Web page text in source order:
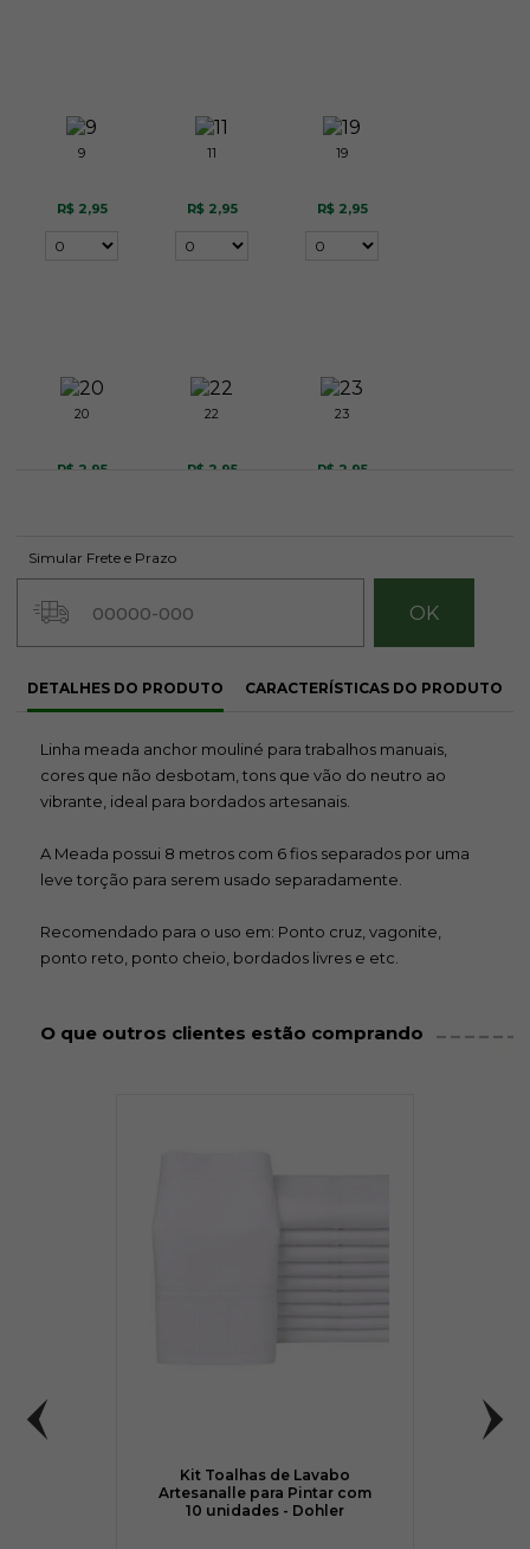
9
R$ 2,95
11
R$ 2,95
19
R$ 2,95
20
R$ 2,95
22
R$ 2,95
23
R$ 2,95
R$ 2,95
27 28 29
R$ 2,95
R$ 2,95 R$ 2,95
Simular Frete e Prazo
DETALHES DO PRODUTO CARACTERÍSTICAS DO PRODUTO
Linha meada anchor mouliné para trabalhos manuais,
cores que não desbotam, tons que vão do neutro ao
vibrante, ideal para bordados artesanais.
A Meada possui 8 metros com 6 fios separados por uma
leve torção para serem usado separadamente.
Recomendado para o uso em: Ponto cruz, vagonite,
ponto reto, ponto cheio, bordados livres e etc.
O que outros clientes estão comprando
Kit Toalhas de Lavabo
Artesanalle para Pintar com
10 unidades - Dohler